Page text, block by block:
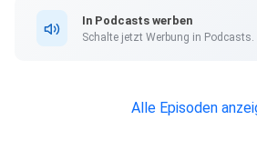
In Podcasts werben
Schalte jetzt Werbung in Podcasts.
Alle Episoden